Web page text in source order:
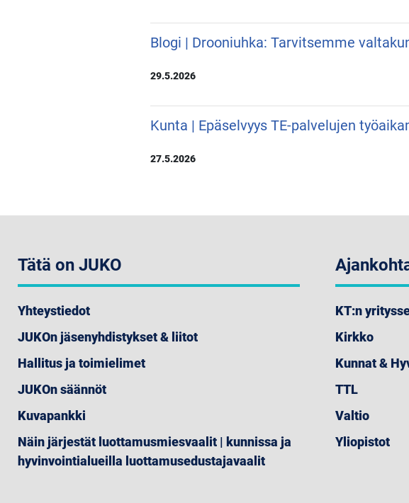
Blogi | Drooniuhka: Tarvitsemme
29.5.2026
Kunta | Epäselvyys TE-palvelujen
27.5.2026
Tätä on JUKO
Yhteystiedot
JUKOn jäsenyhdistykset & liitot
Hallitus ja toimielimet
JUKOn säännöt
Kuvapankki
Näin järjestät luottamusmiesvaalit | kunnissa ja
hyvinvointialueilla luottamusedustajavaalit
KT:n
Kirkko
Kunnat &
TTL
Valtio
Yliopistot